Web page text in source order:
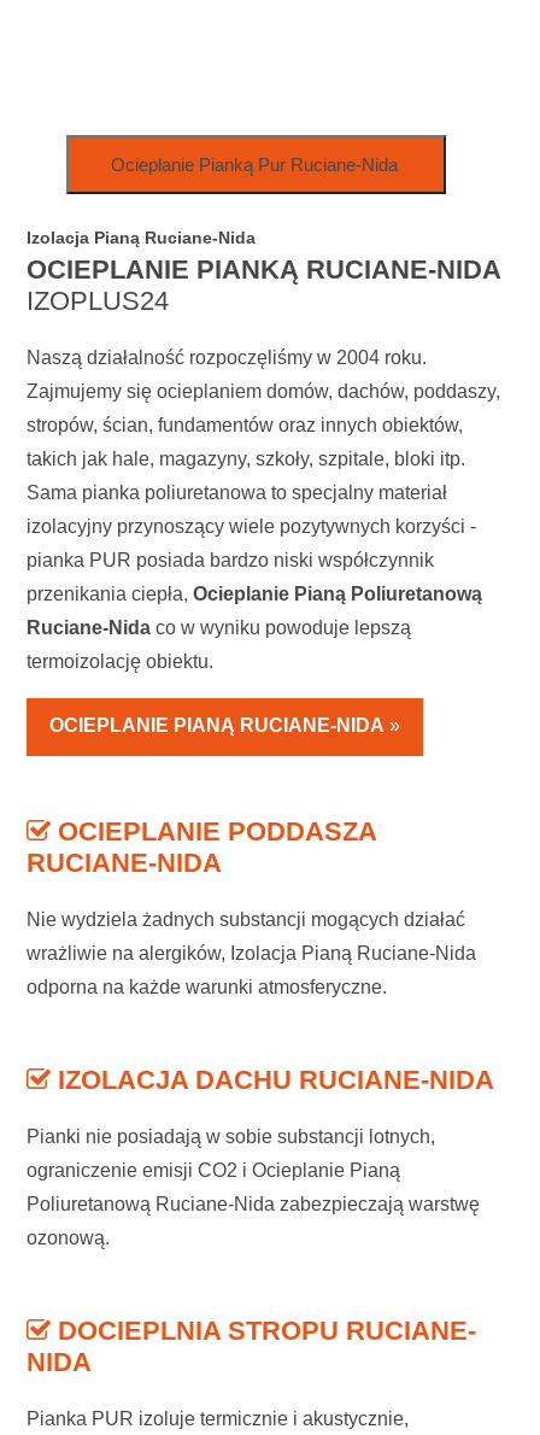
Izolacja Pianą Ruciane-Nida
OCIEPLANIE PIANKĄ RUCIANE-NIDA
IZOPLUS24
Naszą działalność rozpoczęliśmy w 2004 roku.
Zajmujemy się ocieplaniem domów, dachów, poddaszy,
stropów, ścian, fundamentów oraz innych obiektów,
takich jak hale, magazyny, szkoły, szpitale, bloki itp.
Sama pianka poliuretanowa to specjalny materiał
izolacyjny przynoszący wiele pozytywnych korzyści -
pianka PUR posiada bardzo niski współczynnik
przenikania ciepła,Ocieplanie Pianą Poliuretanową
Ruciane-Nida co w wyniku powoduje lepszą
termoizolację obiektu.
OCIEPLANIE PIANĄ RUCIANE-NIDA »
OCIEPLANIE PODDASZA
RUCIANE-NIDA
Nie wydziela żadnych substancji mogących działać
wrażliwie na alergików, Izolacja Pianą Ruciane-Nida
odporna na każde warunki atmosferyczne.
IZOLACJA DACHU RUCIANE-NIDA
Pianki nie posiadają w sobie substancji lotnych,
ograniczenie emisji CO2 i Ocieplanie Pianą
Poliuretanową Ruciane-Nida zabezpieczają warstwę
ozonową.
DOCIEPLNIA STROPU RUCIANE-
NIDA
Pianka PUR izoluje termicznie i akustycznie,